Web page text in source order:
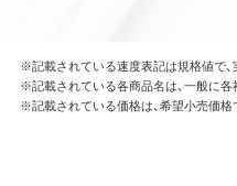
※記載されている速度表記は規格値で、
※記載されている各商品名は、一般に各
※記載されている価格は、希望小売価格